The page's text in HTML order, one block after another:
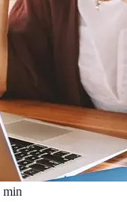
min